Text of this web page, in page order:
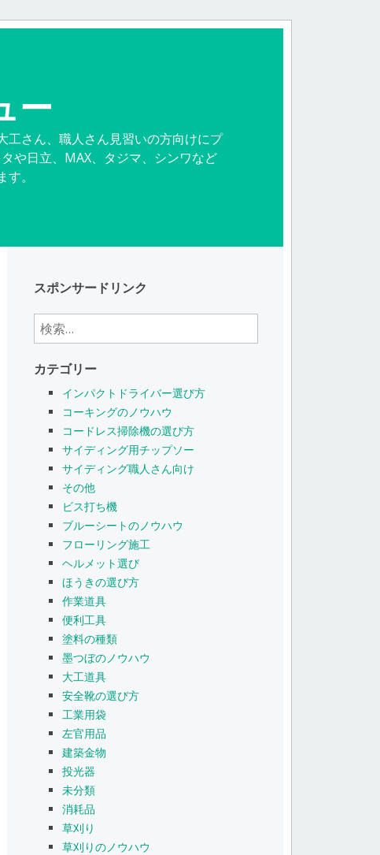
ー
工さん、職人さん見習いの方向けにプ
や日立、MAX、タジマ、シンワなど
。
スポンサードリンク
検
索:
カテゴリー
インパクトドライバー選び方
コーキングのノウハウ
コードレス掃除機の選び方
サイディング用チップソー
サイディング職人さん向け
その他
ビス打ち機
ブルーシートのノウハウ
フローリング施工
ヘルメット選び
ほうきの選び方
作業道具
便利工具
塗料の種類
墨つぼのノウハウ
大工道具
安全靴の選び方
工業用袋
左官用品
建築金物
投光器
未分類
消耗品
草刈り
草刈りのノウハウ